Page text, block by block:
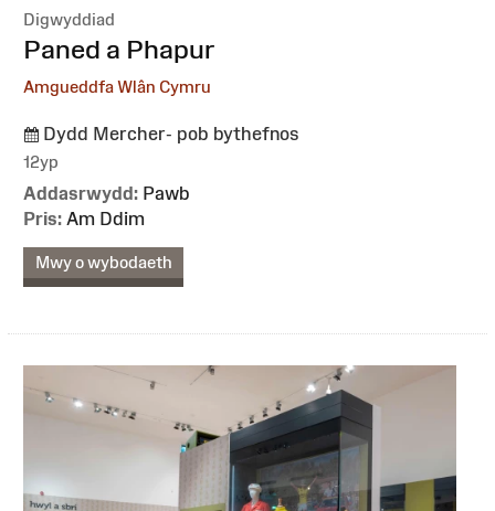
Digwyddiad
:Paned a Phapur
Amgueddfa Wlân Cymru
Dydd Mercher- pob bythefnos
12yp
Addasrwydd: Pawb
Pris: Am Ddim
Mwy o wybodaeth